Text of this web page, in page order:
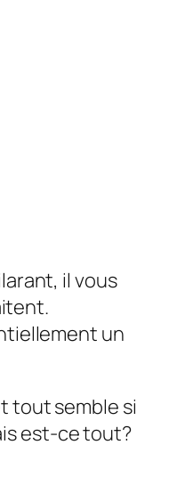
il vous
un
tout semble si
est-ce tout?